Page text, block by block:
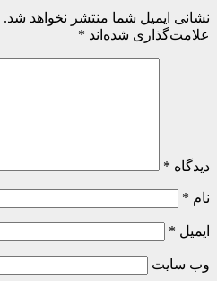
نشانی ایمیل شما منتشر نخواهد شد.
علامت‌گذاری شده‌اند *
دیدگاه *
نام *
ایمیل *
وب‌ سایت